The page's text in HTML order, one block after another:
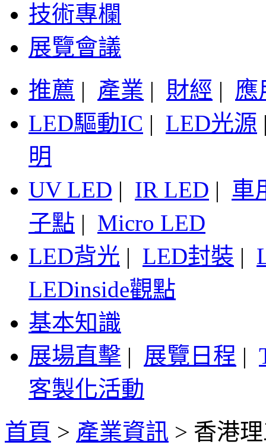
技術專欄
展覽會議
推薦 | 產業 | 財經 | 應
LED驅動IC | LED光源
明
UV LED | IR LED | 車
子點 | Micro LED
LED背光 | LED封裝 |
LEDinside觀點
基本知識
展場直擊 | 展覽日程 |
客製化活動
首頁 > 產業資訊 > 香港